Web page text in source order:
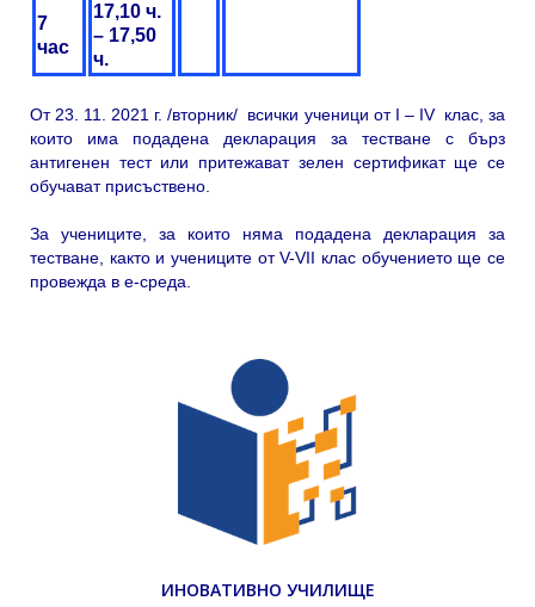
7
час
17,10 ч.
– 17,50
ч.
От 23. 11. 2021 г. /вторник/ всички ученици от I – IV клас, за
които има подадена декларация за тестване с бърз
антигенен тест или притежават зелен сертификат ще се
обучават присъствено.
За учениците, за които няма подадена декларация за
тестване, както и учениците от V-VII клас обучението ще се
провежда в е-среда.
ИНОВАТИВНО УЧИЛИЩЕ